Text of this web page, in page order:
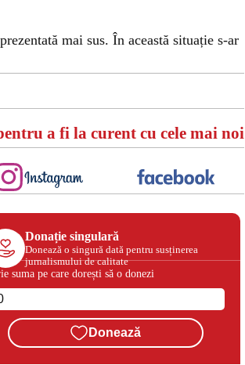
mai sus. În această situație s-ar
a fi la curent cu cele mai noi
Donație singulară
Donează o singură dată pentru susținerea
jurnalismului de calitate
suma pe care dorești să o donezi
Donează